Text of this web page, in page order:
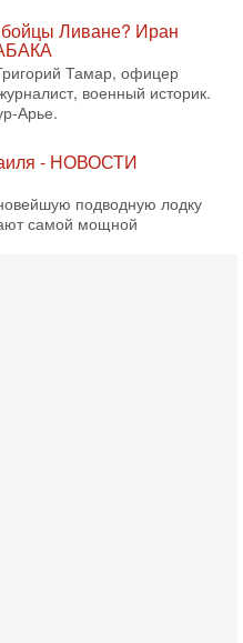
бойцы Ливане? Иран
Тамар, офицер
военный историк.
Арье.
- НОВОСТИ
подводную лодку
самой мощной